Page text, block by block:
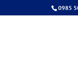
0985